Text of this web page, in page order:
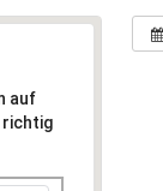
auf
richtig